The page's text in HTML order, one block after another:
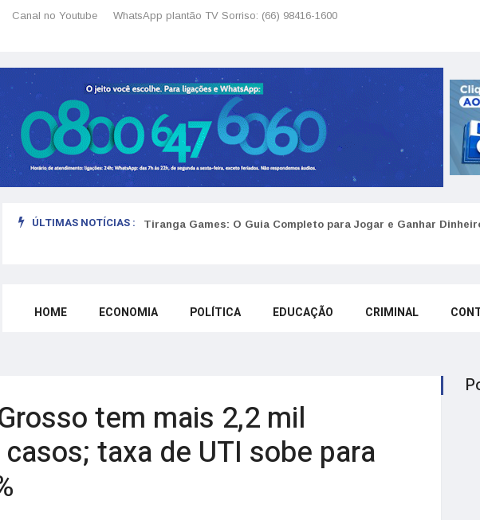
Canal no Youtube WhatsApp plantão TV Sorriso: (66) 98416-1600
ÚLTIMAS NOTÍCIAS :
passar sufoco Tiranga Games: O Guia Completo para Jogar e Ganhar
HOME ECONOMIA POLÍTICA EDUCAÇÃO CRIMINAL
tem mais 2,2 mil
taxa de UTI sobe para